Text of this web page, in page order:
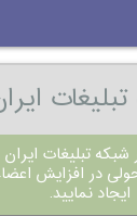
تبلیغات ایران
در افزایش
ایجاد نمایید.